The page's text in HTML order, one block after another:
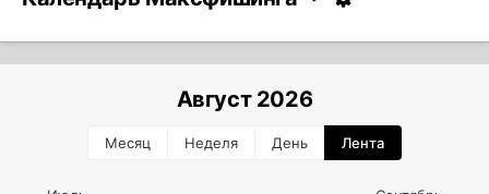
Август 2026
Месяц Неделя День Лента